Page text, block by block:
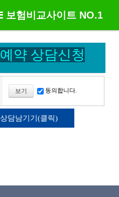
보험비교사이트 NO.1
예약 상담신청
보기 동의합니다.